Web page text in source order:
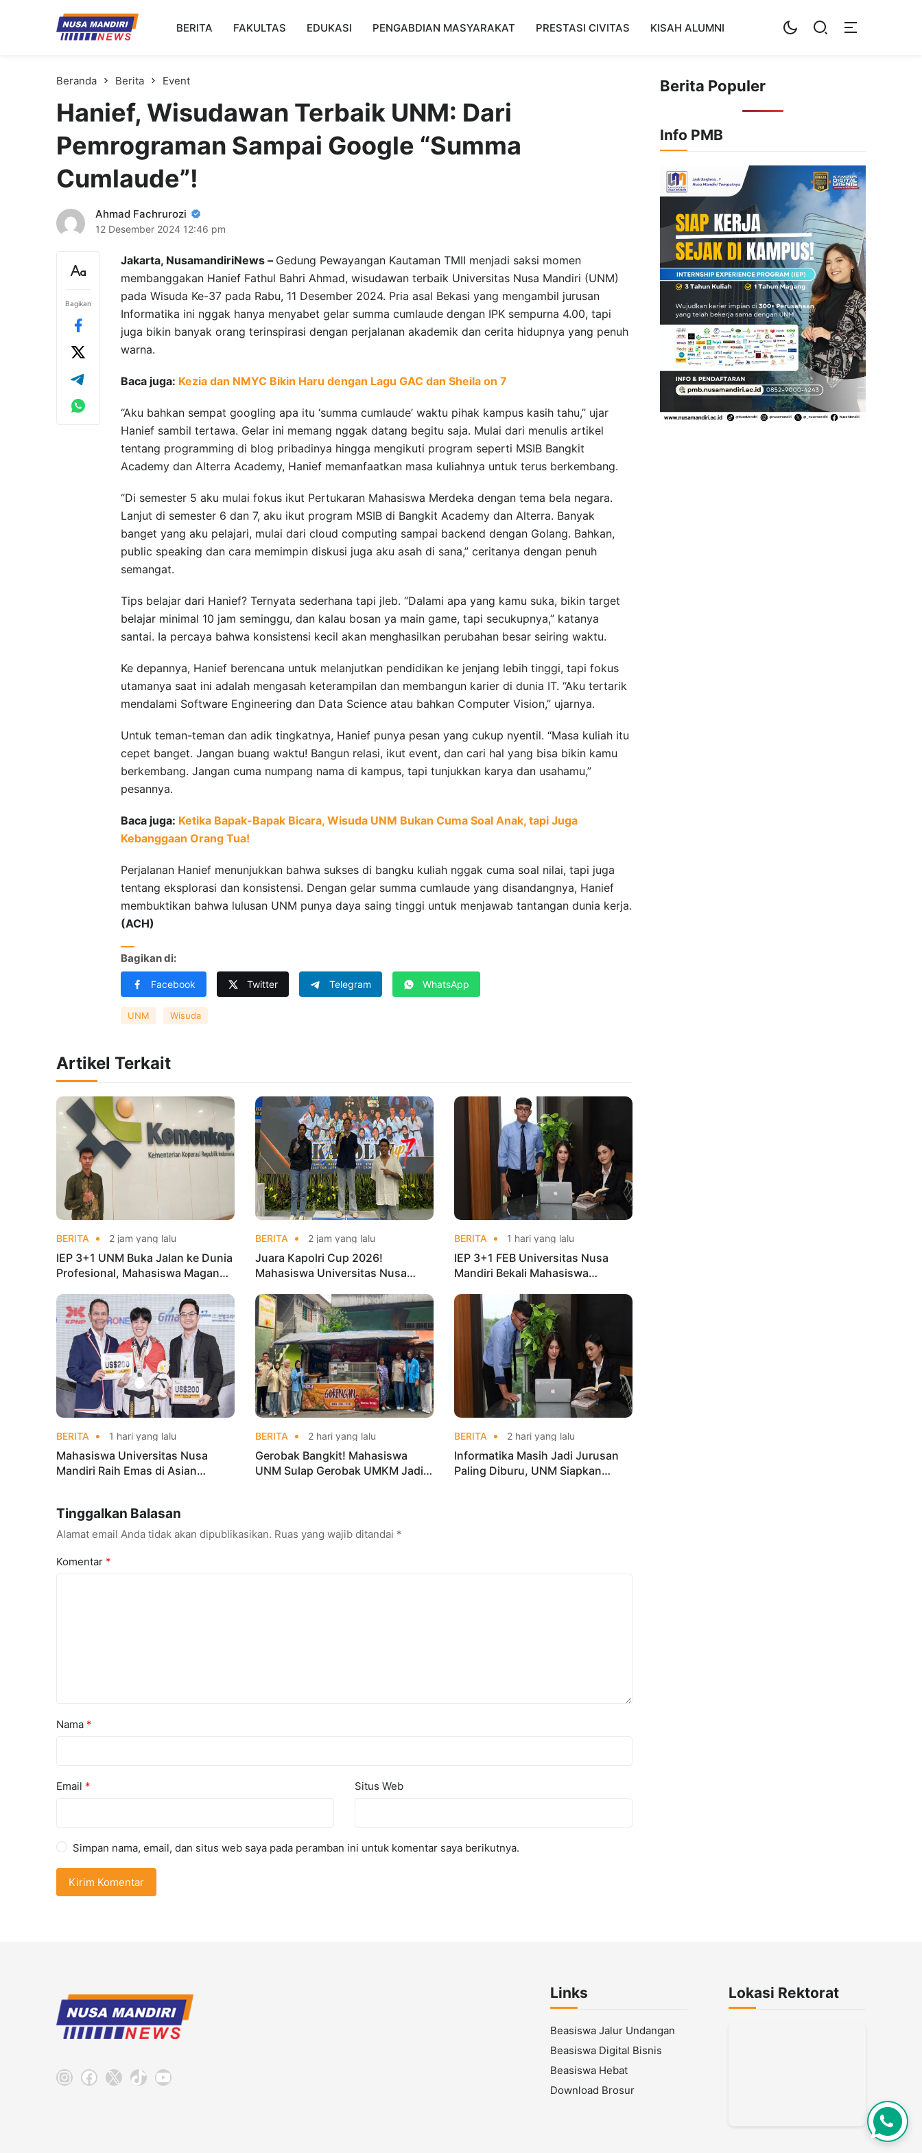
Kampus Digital Bisnis
Universitas Nusa Mandiri
BERITA FAKULTAS EDUKASI PENGABDIAN MASYARAKAT PRESTASI CIVITAS KISAH ALUMNI
Beranda Berita Event
Hanief, Wisudawan Terbaik UNM: Dari
Pemrograman Sampai Google “Summa
Cumlaude”!
Ahmad Fachrurozi
12 Desember 2024 12:46 pm
Bagikan
Jakarta, NusamandiriNews – Gedung Pewayangan Kautaman TMII menjadi saksi momen
membanggakan Hanief Fathul Bahri Ahmad, wisudawan terbaik Universitas Nusa Mandiri (UNM)
pada Wisuda Ke-37 pada Rabu, 11 Desember 2024. Pria asal Bekasi yang mengambil jurusan
Informatika ini nggak hanya menyabet gelar summa cumlaude dengan IPK sempurna 4.00, tapi
juga bikin banyak orang terinspirasi dengan perjalanan akademik dan cerita hidupnya yang penuh
warna.
Baca juga: Kezia dan NMYC Bikin Haru dengan Lagu GAC dan Sheila on 7
“Aku bahkan sempat googling apa itu ‘summa cumlaude’ waktu pihak kampus kasih tahu,” ujar
Hanief sambil tertawa. Gelar ini memang nggak datang begitu saja. Mulai dari menulis artikel
tentang programming di blog pribadinya hingga mengikuti program seperti MSIB Bangkit
Academy dan Alterra Academy, Hanief memanfaatkan masa kuliahnya untuk terus berkembang.
“Di semester 5 aku mulai fokus ikut Pertukaran Mahasiswa Merdeka dengan tema bela negara.
Lanjut di semester 6 dan 7, aku ikut program MSIB di Bangkit Academy dan Alterra. Banyak
banget yang aku pelajari, mulai dari cloud computing sampai backend dengan Golang. Bahkan,
public speaking dan cara memimpin diskusi juga aku asah di sana,” ceritanya dengan penuh
semangat.
Tips belajar dari Hanief? Ternyata sederhana tapi jleb. “Dalami apa yang kamu suka, bikin target
belajar minimal 10 jam seminggu, dan kalau bosan ya main game, tapi secukupnya,” katanya
santai. Ia percaya bahwa konsistensi kecil akan menghasilkan perubahan besar seiring waktu.
Ke depannya, Hanief berencana untuk melanjutkan pendidikan ke jenjang lebih tinggi, tapi fokus
utamanya saat ini adalah mengasah keterampilan dan membangun karier di dunia IT. “Aku tertarik
mendalami Software Engineering dan Data Science atau bahkan Computer Vision,” ujarnya.
Untuk teman-teman dan adik tingkatnya, Hanief punya pesan yang cukup nyentil. “Masa kuliah itu
cepet banget. Jangan buang waktu! Bangun relasi, ikut event, dan cari hal yang bisa bikin kamu
berkembang. Jangan cuma numpang nama di kampus, tapi tunjukkan karya dan usahamu,”
pesannya.
Baca juga: Ketika Bapak-Bapak Bicara, Wisuda UNM Bukan Cuma Soal Anak, tapi Juga
Kebanggaan Orang Tua!
Perjalanan Hanief menunjukkan bahwa sukses di bangku kuliah nggak cuma soal nilai, tapi juga
tentang eksplorasi dan konsistensi. Dengan gelar summa cumlaude yang disandangnya, Hanief
membuktikan bahwa lulusan UNM punya daya saing tinggi untuk menjawab tantangan dunia kerja.
(ACH)
Bagikan di:
Facebook Twitter Telegram WhatsApp
UNM Wisuda
Artikel Terkait
BERITA 2 jam yang lalu
IEP 3+1 UNM Buka Jalan ke Dunia
Profesional, Mahasiswa Magang
BERITA 2 jam yang lalu
Juara Kapolri Cup 2026!
Mahasiswa Universitas Nusa
di Kejurnas Taekwondo
BERITA 1 hari yang lalu
IEP 3+1 FEB Universitas Nusa
Mandiri Bekali Mahasiswa
BERITA 1 hari yang lalu
Mahasiswa Universitas Nusa
Mandiri Raih Emas di Asian
BERITA 2 hari yang lalu
Gerobak Bangkit! Mahasiswa
UNM Sulap Gerobak UMKM Jadi
BERITA 2 hari yang lalu
Informatika Masih Jadi Jurusan
Paling Diburu, UNM Siapkan
Tinggalkan Balasan
Alamat email Anda tidak akan dipublikasikan. Ruas yang wajib ditandai *
Komentar *
Nama *
Email * Situs Web
Simpan nama, email, dan situs web saya pada peramban ini untuk komentar saya berikutnya.
Berita Populer
Info PMB
Instagram
Facebook
X TikTokYouTube
Links
Beasiswa Jalur Undangan
Beasiswa Digital Bisnis
Beasiswa Hebat
Download Brosur
Lokasi Rektorat